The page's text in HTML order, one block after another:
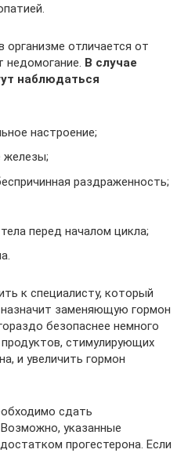
организме отличается от
недомогание. В случае
наблюдаться
настроение;
железы;
раздраженность;
перед началом цикла;
к специалисту, который
заменяющую гормон
безопаснее немного
стимулирующих
и увеличить гормон
сдать
указанные
прогестерона. Если